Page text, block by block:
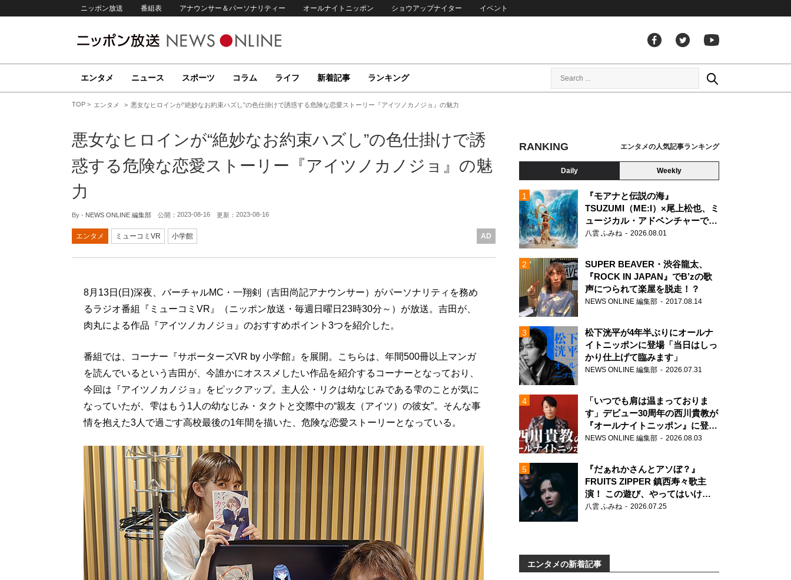
ニッポン放送 番組表 アナウンサー＆パーソナリティー オールナイトニッポン ショウアップナイター イベント
エンタメ ニュース スポーツ コラム ライフ 新着記事 ランキング
TOP エンタメ 悪女なヒロインが“絶妙なお約束ハズし”の色仕掛けで誘惑する危険な恋愛ストーリー『アイツノカノジョ』の魅力
悪女なヒロインが“絶妙なお約束ハズし”の色仕掛けで誘
惑する危険な恋愛ストーリー『アイツノカノジョ』の魅
力
By - NEWS ONLINE 編集部 公開： 2023-08-16 更新： 2023-08-16
エンタメ ミューコミVR 小学館 AD
8月13日(日)深夜、バーチャルMC・一翔剣（吉田尚記アナウンサー）がパーソナリティを務め
るラジオ番組『ミューコミVR』（ニッポン放送・毎週日曜日23時30分～）が放送。吉田が、
肉丸による作品『アイツノカノジョ』のおすすめポイント3つを紹介した。
番組では、コーナー『サポーターズVR by 小学館』を展開。こちらは、年間500冊以上マンガ
を読んでいるという吉田が、今誰かにオススメしたい作品を紹介するコーナーとなっており、
今回は『アイツノカノジョ』をピックアップ。主人公・リクは幼なじみである雫のことが気に
なっていたが、雫はもう1人の幼なじみ・タクトと交際中の“親友（アイツ）の彼女”。そんな事
情を抱えた3人で過ごす高校最後の1年間を描いた、危険な恋愛ストーリーとなっている。
RANKING エンタメの人気記事ランキング
Daily Weekly
『モアナと伝説の海』
TSUZUMI（ME:I）×尾上松也、ミ
ュージカル・アドベンチャーで美
声を響かせる
八雲 ふみね 2026.08.01
SUPER BEAVER・渋谷龍太、
『ROCK IN JAPAN』でB’zの歌
声につられて楽屋を脱走！？
NEWS ONLINE 編集部 2017.08.14
松下洸平が4年半ぶりにオールナ
イトニッポンに登場「当日はしっ
かり仕上げて臨みます」
NEWS ONLINE 編集部 2026.07.31
「いつでも肩は温まっておりま
す」デビュー30周年の西川貴教が
『オールナイトニッポン』に登
場！
NEWS ONLINE 編集部 2026.08.03
『だぁれかさんとアソぼ？』
FRUITS ZIPPER 鎮西寿々歌主
演！ この遊び、やってはいけま
せん。
八雲 ふみね 2026.07.25
エンタメの新着記事